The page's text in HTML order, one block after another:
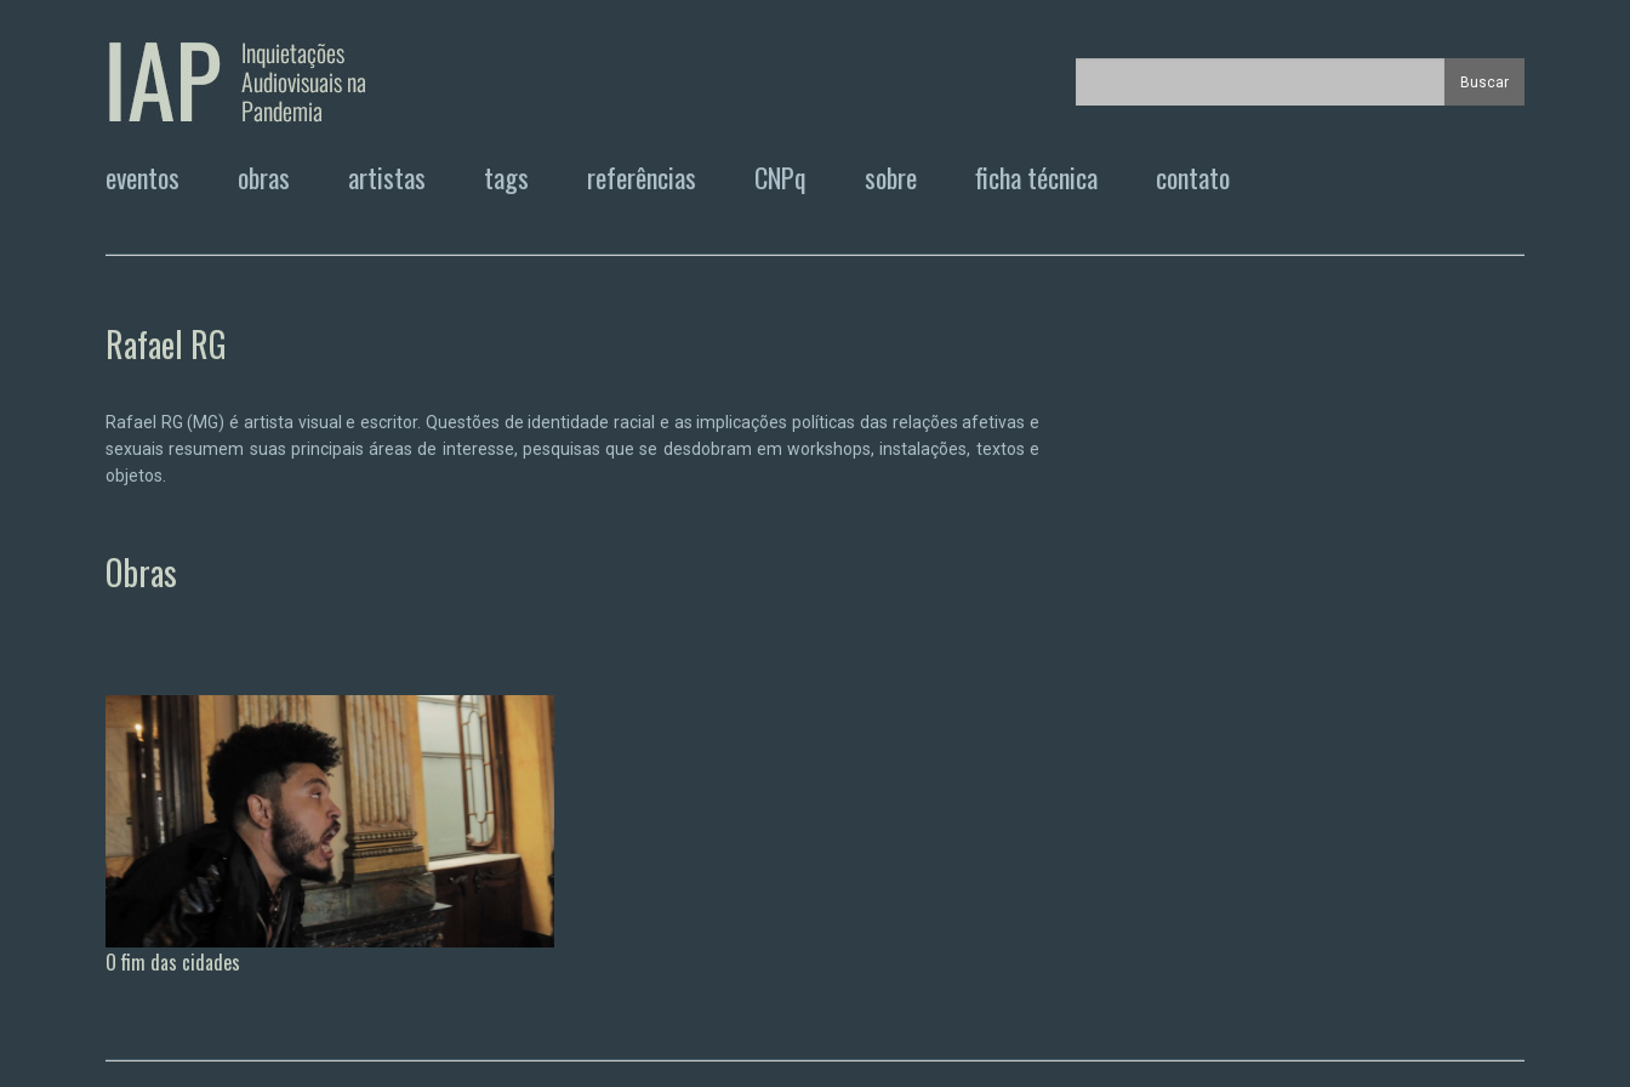
eventos obras artistas tags referências CNPq sobre ficha técnica contato
Rafael RG
Rafael RG (MG) é artista visual e escritor. Questões de identidade racial e as implicações políticas das relações afetivas e
sexuais resumem suas principais áreas de interesse, pesquisas que se desdobram em workshops, instalações, textos e
objetos.
Obras
O fim das cidades